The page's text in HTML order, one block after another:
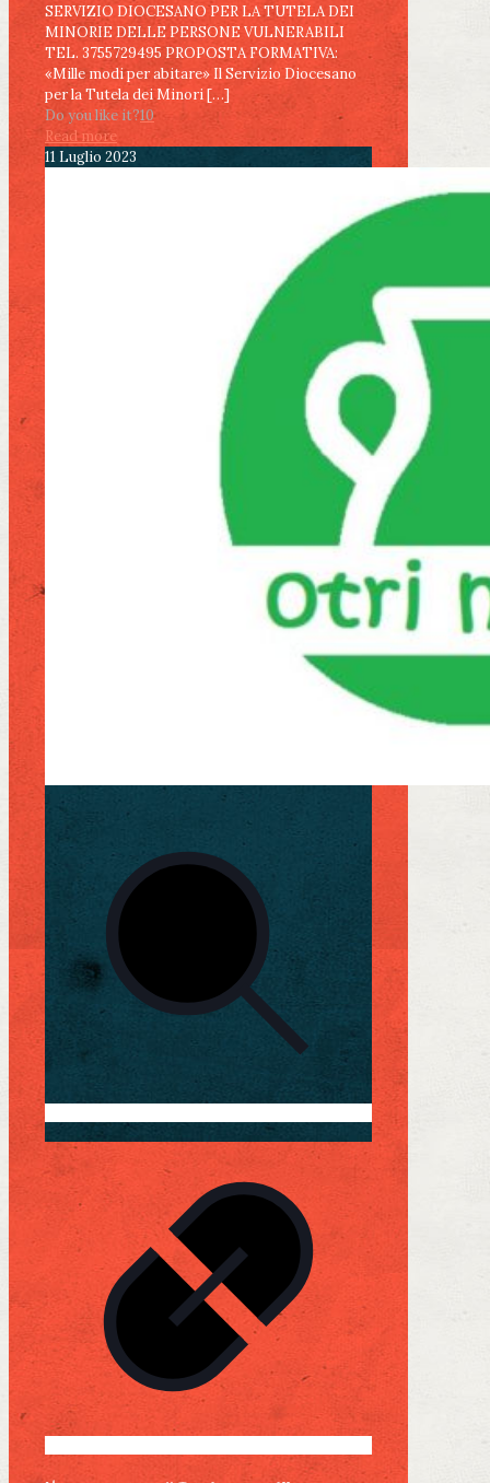
SERVIZIO DIOCESANO PER LA TUTELA DEI
MINORIE DELLE PERSONE VULNERABILI
TEL. 3755729495 PROPOSTA FORMATIVA:
«Mille modi per abitare» Il Servizio Diocesano
per la Tutela dei Minori[…]
Do you like it?10
Read more
11 Luglio 2023